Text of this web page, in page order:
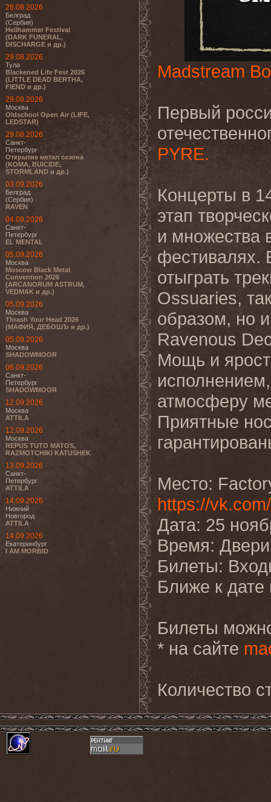
28.08.2026
Белград
(Сербия)
Hellhammer Festival
(DARK FUNERAL,
DISCHARGE и др.)
29.08.2026
Тула
Blackened Life Fest 2026
(LITTLE DEAD BERTHA,
FIEND и др.)
29.08.2026
Москва
Oldschool Open Air (LIFE,
LEDSTAR)
29.08.2026
Санкт-
Петербург
Открытие метал сезона
(KOMA, BUICIDE,
STORMLAND и др.)
03.09.2026
Белград
(Сербия)
RAVEN
04.09.2026
Санкт-
Петербург
EL MENTAL
05.09.2026
Москва
Moscow Black Metal
Convention 2026
(ARCANORUM ASTRUM,
VEDMAK и др.)
05.09.2026
Москва
Thrash Your Head 2026
(МАФИЯ, ДЕБОШЪ и др.)
05.09.2026
Москва
SHADOWMOOR
06.09.2026
Санкт-
Петербург
SHADOWMOOR
12.09.2026
Москва
ATTILA
12.09.2026
Москва
REPUS TUTO MATOS,
RAZMOTCHIKI KATUSHEK
13.09.2026
Санкт-
Петербург
ATTILA
14.09.2026
Нижний
Новгород
ATTILA
14.09.2026
Екатеринбург
I AM MORBID
Madstream
Первый
PYRE.
Концерты в
этап
и множества
фестивалях.
отыграть
Ossuaries,
образом, но
Ravenous
Мощь и
атмосферу
Приятные
Место:
https://
Дата: 25
Время:
Билеты:
Ближе к дате
Билеты
* на сайте
Количество